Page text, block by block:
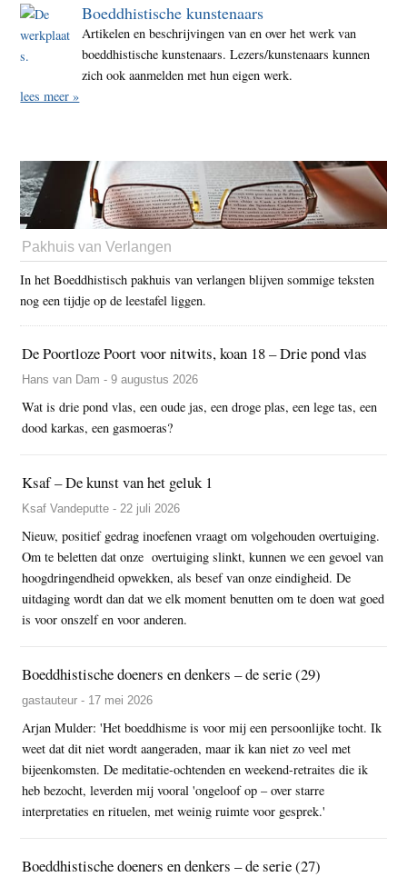
Boeddhistische kunstenaars
Artikelen en beschrijvingen van en over het werk van
boeddhistische kunstenaars. Lezers/kunstenaars kunnen
zich ook aanmelden met hun eigen werk.
lees meer »
Pakhuis van Verlangen
In het Boeddhistisch pakhuis van verlangen blijven sommige teksten
nog een tijdje op de leestafel liggen.
De Poortloze Poort voor nitwits, koan 18 – Drie pond vlas
Hans van Dam - 9 augustus 2026
Wat is drie pond vlas, een oude jas, een droge plas, een lege tas, een
dood karkas, een gasmoeras?
Ksaf – De kunst van het geluk 1
Ksaf Vandeputte - 22 juli 2026
Nieuw, positief gedrag inoefenen vraagt om volgehouden overtuiging.
Om te beletten dat onze overtuiging slinkt, kunnen we een gevoel van
hoogdringendheid opwekken, als besef van onze eindigheid. De
uitdaging wordt dan dat we elk moment benutten om te doen wat goed
is voor onszelf en voor anderen.
Boeddhistische doeners en denkers – de serie (29)
gastauteur - 17 mei 2026
Arjan Mulder: 'Het boeddhisme is voor mij een persoonlijke tocht. Ik
weet dat dit niet wordt aangeraden, maar ik kan niet zo veel met
bijeenkomsten. De meditatie-ochtenden en weekend-retraites die ik
heb bezocht, leverden mij vooral 'ongeloof op – over starre
interpretaties en rituelen, met weinig ruimte voor gesprek.'
Boeddhistische doeners en denkers – de serie (27)